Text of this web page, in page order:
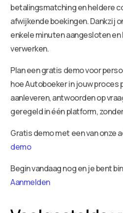
betalingsmatching en heldere
afwijkende boekingen. Dankzij
enkele minuten aangesloten
verwerken.
Plan een gratis demo voor
hoe Autoboeker in jouw proces
aanleveren, antwoorden op
geregeld in één platform,
Gratis demo met een van onze
demo
Begin vandaag nog en je bent
Aanmelden